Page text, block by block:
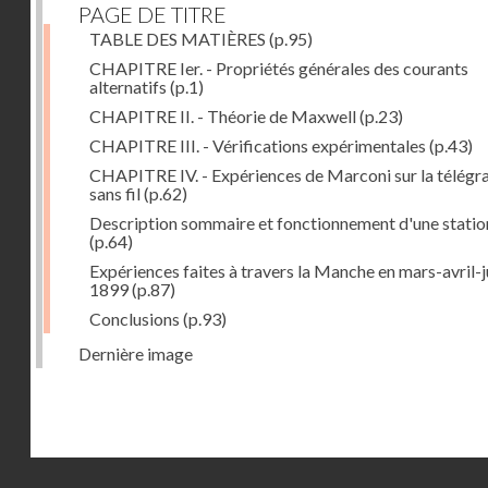
PAGE DE TITRE
TABLE DES MATIÈRES (p.95)
CHAPITRE Ier. - Propriétés générales des courants
alternatifs (p.1)
CHAPITRE II. - Théorie de Maxwell(p.23)
CHAPITRE III. - Vérifications expérimentales (p.43)
CHAPITRE IV. - Expériences de Marconi sur la
sans fil(p.62)
Description sommaire et fonctionnement d'une
(p.64)
Expériences faites à travers la Manche en mars-avril-
1899(p.87)
Conclusions (p.93)
Dernière image